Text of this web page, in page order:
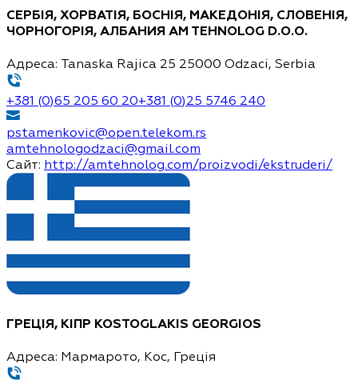
СЕРБІЯ, ХОРВАТІЯ, БОСНІЯ, МАКЕДОНІЯ, СЛОВЕНІЯ,
ЧОРНОГОРІЯ, АЛБАНИЯ AM TEHNOLOG D.O.O.
Адреса: Tanaska Rajica 25 25000 Odzaci, Serbia
+381 (0)65 205 60 20+381 (0)25 5746 240
pstamenkovic@open.telekom.rs
amtehnologodzaci@gmail.com
Сайт: http://amtehnolog.com/proizvodi/ekstruderi/
ГРЕЦІЯ, КІПР KOSTOGLAKIS GEORGIOS
Адреса: Мармарото, Кос, Греція